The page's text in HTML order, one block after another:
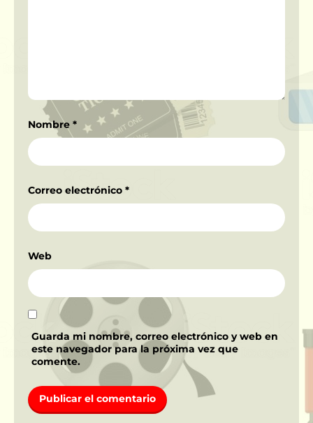
Nombre *
Correo electrónico *
Web
Guarda mi nombre, correo electrónico y web en
este navegador para la próxima vez que
comente.